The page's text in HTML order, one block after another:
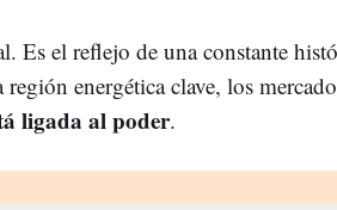
Es el reflejo de una constante
región energética clave, los
ligada al poder.